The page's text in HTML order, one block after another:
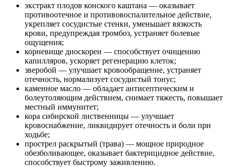
экстракт плодов конского каштана — оказывает
противоотечное и противовоспалительное действие,
укрепляет сосудистые стенки, уменьшает вязкость
крови, предупреждая тромбоз, устраняет болевые
ощущения;
корневище диоскореи — способствует очищению
капилляров, ускоряет регенерацию клеток;
зверобой — улучшает кровообращение, устраняет
отечность, нормализует сосудистый тонус;
каменное масло — обладает антисептическим и
болеутоляющим действием, снимает тяжесть, повышает
местный иммунитет;
кора сибирской лиственницы — улучшает
кровоснабжение, ликвидирует отечность и боли при
ходьбе;
прострел раскрытый (трава) — мощное природное
обезболивающее, оказывает бактерицидное действие,
способствует быстрому заживлению.